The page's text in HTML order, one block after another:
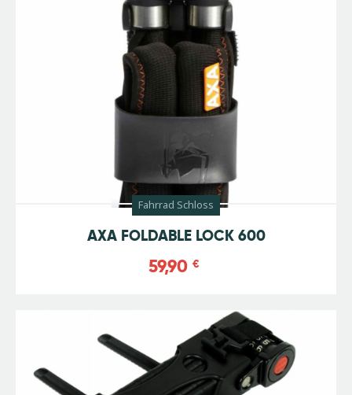
Fahrrad Schloss
AXA FOLDABLE LOCK 600
59,90 €